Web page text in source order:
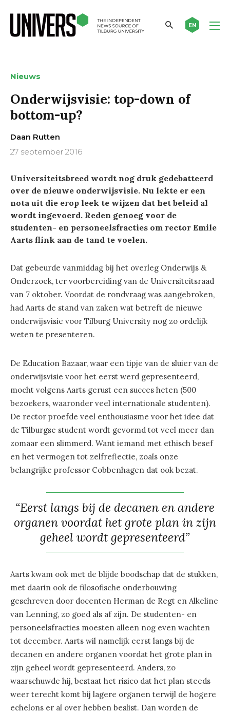
EN
Nieuws
Onderwijsvisie: top-down of
bottom-up?
Daan Rutten
27 september 2016
Universiteitsbreed wordt nog druk gedebatteerd
over de nieuwe onderwijsvisie. Nu lekte er een
nota uit die erop leek te wijzen dat het beleid al
wordt ingevoerd. Reden genoeg voor de
studenten- en personeelsfracties om rector Emile
Aarts flink aan de tand te voelen.
Dat gebeurde vanmiddag bij het overleg Onderwijs &
Onderzoek, ter voorbereiding van de Universiteitsraad
van 7 oktober. Voordat de rondvraag was aangebroken,
had Aarts de stand van zaken wat betreft de nieuwe
onderwijsvisie voor Tilburg University nog zo ordelijk
weten te presenteren.
De Education Bazaar, waar een tipje van de sluier van de
onderwijsvisie voor het eerst werd gepresenteerd,
mocht volgens Aarts gerust een succes heten (500
bezoekers, waaronder veel internationale studenten).
De rector proefde veel enthousiasme voor het idee dat
de Tilburgse student wordt gevormd tot veel meer dan
zomaar een slimmerd. Want iemand met ethisch besef
en het vermogen tot zelfreflectie, zoals onze
belangrijke professor Cobbenhagen dat ook bezat.
“Eerst langs bij de decanen en andere
organen voordat het grote plan in zijn
geheel wordt gepresenteerd”
Aarts kwam ook met de blijde boodschap dat de stukken,
met daarin ook de filosofische onderbouwing
geschreven door docenten Herman de Regt en Alkeline
van Lenning, zo goed als af zijn. De studenten- en
personeelsfracties moesten alleen nog even wachten
tot december. Aarts wil namelijk eerst langs bij de
decanen en andere organen voordat het grote plan in
zijn geheel wordt gepresenteerd. Anders, zo
waarschuwde hij, bestaat het risico dat het plan steeds
weer terecht komt bij lagere organen terwijl de hogere
echelons er al over hebben beslist. Dan worden de